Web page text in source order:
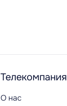
Телекомпания
О нас